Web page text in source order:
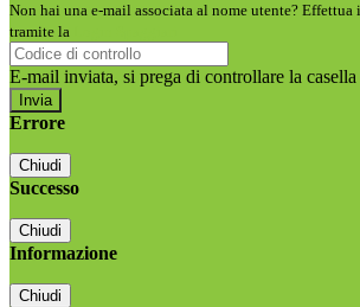
Non hai una e-mail associata al nome utente? Effettua
tramite la
E-mail inviata, si prega di controllare la
Errore
Chiudi
Successo
Chiudi
Informazione
Chiudi